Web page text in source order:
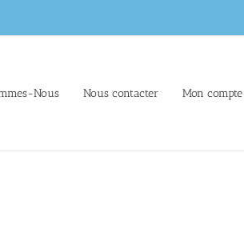
Nous Nous contacter Mon compte